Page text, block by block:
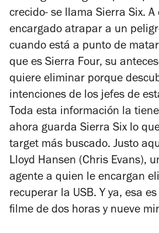
crecido- se llama Sierra Six. A
encargado atrapar a un
cuando está a punto de
que es Sierra Four, su
quiere eliminar porque
intenciones de los jefes de
Toda esta información la
ahora guarda Sierra Six lo
target más buscado. Justo
Lloyd Hansen (Chris Evans),
agente a quien le encargan
recuperar la USB. Y ya, esa
filme de dos horas y nueve